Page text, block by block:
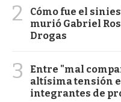
2
Cómo fue el
murió Gabriel
Drogas
3
Entre "mal
altísima tensión
integrantes de